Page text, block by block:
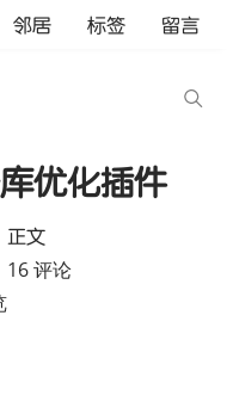
邻居 标签 留言
优化插件
正文
16 评论